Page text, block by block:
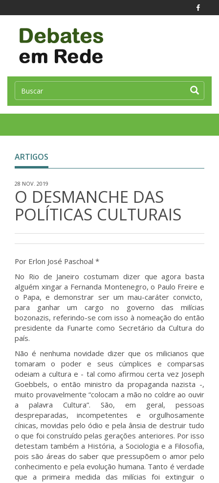
ARTIGOS
28 NOV. 2019
O DESMANCHE DAS
POLÍTICAS CULTURAIS
Por Erlon José Paschoal *
No Rio de Janeiro costumam dizer que agora basta
alguém xingar a Fernanda Montenegro, o Paulo Freire e
o Papa, e demonstrar ser um mau-caráter convicto,
para ganhar um cargo no governo das milícias
bozonazis, referindo-se com isso à nomeação do então
presidente da Funarte como Secretário da Cultura do
país.
Não é nenhuma novidade dizer que os milicianos que
tomaram o poder e seus cúmplices e comparsas
odeiam a cultura e - tal como afirmou certa vez Joseph
Goebbels, o então ministro da propaganda nazista -,
muito provavelmente “colocam a mão no coldre ao ouvir
a palavra Cultura”. São, em geral, pessoas
despreparadas, incompetentes e orgulhosamente
cínicas, movidas pelo ódio e pela ânsia de destruir tudo
o que foi construído pelas gerações anteriores. Por isso
detestam também a História, a Sociologia e a Filosofia,
pois são áreas do saber que pressupõem o amor pelo
conhecimento e pela evolução humana. Tanto é verdade
que a primeira medida das milícias foi extinguir o